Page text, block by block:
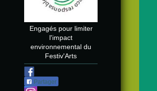
Engagés pour limiter
l'impact
environnemental du
Festiv'Arts
Partager